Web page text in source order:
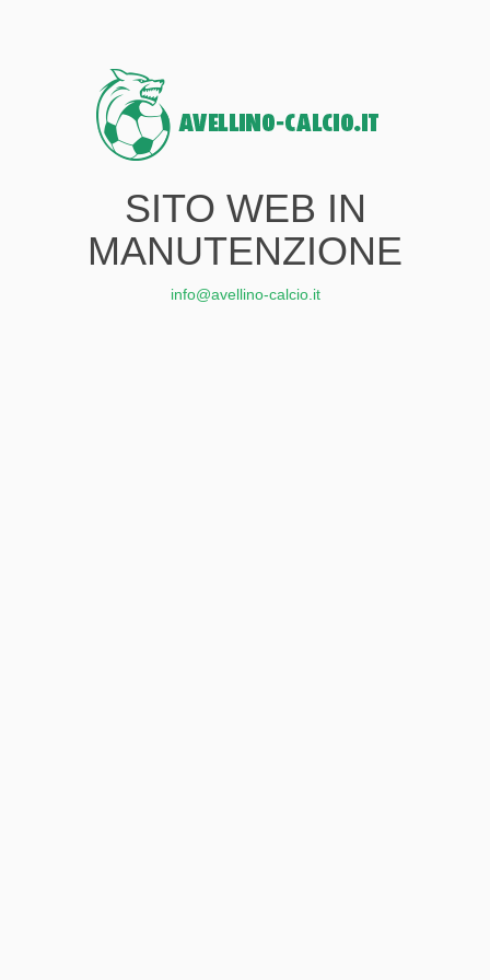
SITO WEB IN
MANUTENZIONE
info@avellino-calcio.it